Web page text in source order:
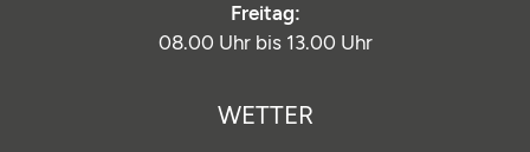
Freitag:
08.00 Uhr bis 13.00 Uhr
WETTER